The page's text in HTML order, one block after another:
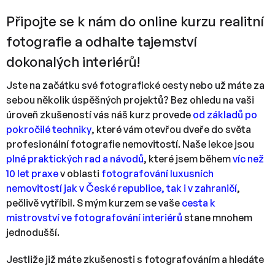
Připojte se k nám do online kurzu realitní
fotografie a odhalte tajemství
dokonalých interiérů!
Jste na začátku své fotografické cesty nebo už máte za
sebou několik úspěšných projektů? Bez ohledu na vaši
úroveň zkušeností vás náš kurz provede od základů po
pokročilé techniky, které vám otevřou dveře do světa
profesionální fotografie nemovitostí. Naše lekce jsou
plné praktických rad a návodů, které jsem běhemvíc než
10 let praxev oblasti fotografování luxusních
nemovitostí jak v České republice, tak i v zahraničí,
pečlivě vytříbil. S mým kurzem se vaše cesta k
mistrovství ve fotografování interiérů stane mnohem
jednodušší.
Jestliže již máte zkušenosti s fotografováním a hledáte